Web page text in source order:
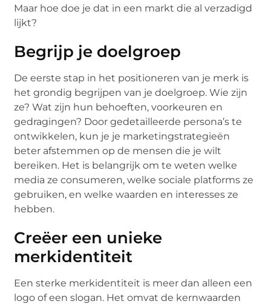
Maar hoe doe je dat in een markt die al verzadigd
lijkt?
Begrijp je doelgroep
De eerste stap in het positioneren van je merk is
het grondig begrijpen van je doelgroep. Wie zijn
ze? Wat zijn hun behoeften, voorkeuren en
gedragingen? Door gedetailleerde persona’s te
ontwikkelen, kun je je marketingstrategieën
beter afstemmen op de mensen die je wilt
bereiken. Het is belangrijk om te weten welke
media ze consumeren, welke sociale platforms ze
gebruiken, en welke waarden en interesses ze
hebben.
Creëer een unieke
merkidentiteit
Een sterke merkidentiteit is meer dan alleen een
logo of een slogan. Het omvat de kernwaarden